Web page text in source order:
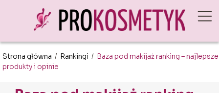
Strona główna / Rankingi / Baza pod makijaż ranking – najlepsze
produkty i opinie